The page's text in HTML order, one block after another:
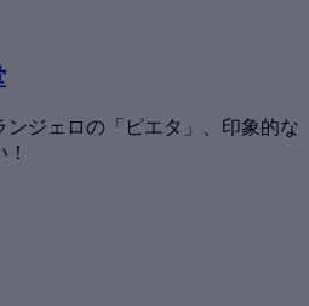
ジェロの「ピエタ」、印象的な